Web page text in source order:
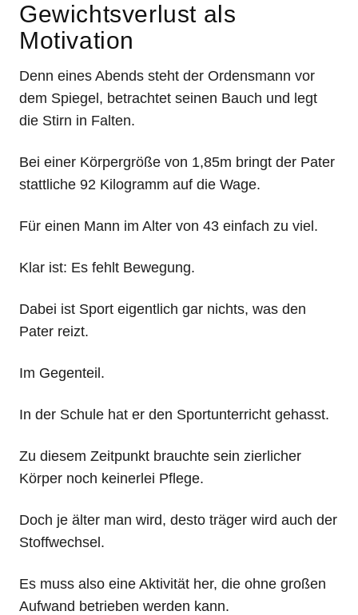
Gewichtsverlust als
Motivation
Denn eines Abends steht der Ordensmann vor
dem Spiegel, betrachtet seinen Bauch und legt
die Stirn in Falten.
Bei einer Körpergröße von 1,85m bringt der Pater
stattliche 92 Kilogramm auf die Wage.
Für einen Mann im Alter von 43 einfach zu viel.
Klar ist: Es fehlt Bewegung.
Dabei ist Sport eigentlich gar nichts, was den
Pater reizt.
Im Gegenteil.
In der Schule hat er den Sportunterricht gehasst.
Zu diesem Zeitpunkt brauchte sein zierlicher
Körper noch keinerlei Pflege.
Doch je älter man wird, desto träger wird auch der
Stoffwechsel.
Es muss also eine Aktivität her, die ohne großen
Aufwand betrieben werden kann.